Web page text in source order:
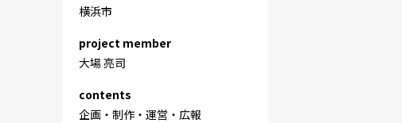
横浜市
project member
大場 亮司
contents
企画・制作・運営・広報